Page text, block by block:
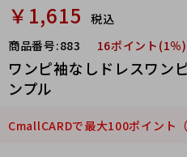
￥1,615
税込
商品番号:883 16ポイント(1％)
ワンピ袖なしドレスワン
ンプル
CmallCARDで最大100ポイント